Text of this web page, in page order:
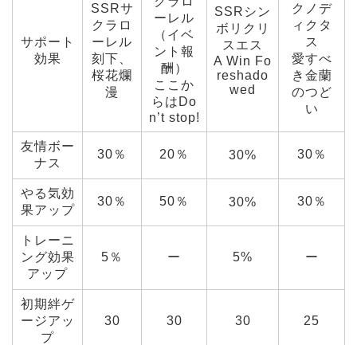
サポート
効果
SSRサ
クラロ
ーレル
刻下、
桜花爛
漫
ーレル
（イベ
ント報
酬）
ここか
らはDo
n’t stop!
SSRシン
ボリクリ
スエス
A Win Fo
reshado
wed
クノデ
ィクタ
ス
愛すべ
き金蘭
のつど
い
友情ボー
ナス
30％ 20％ 30% 30％
やる気効
果アップ
30％ 50％ 30% 30％
トレーニ
ング効果
アップ
5％ ー 5% ー
初期絆ゲ
ージアッ
プ
30 30 30 25